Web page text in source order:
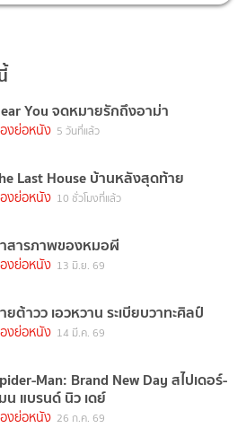
You จดหมายรักถึงอาม่า
องย่อหนัง 5 วันที่แล้ว
Last House บ้านหลังสุดท้าย
องย่อหนัง 10 ชั่วโมงที่แล้ว
สารภาพของหมอผี
องย่อหนัง 13 มิ.ย. 69
ยต้าวว เอวหวาน ระเบียบวาทะศิลป์
องย่อหนัง 14 มี.ค. 69
Man: Brand New Day สไปเดอร์-
น แบรนด์ นิว เดย์
องย่อหนัง 26 ก.ค. 69